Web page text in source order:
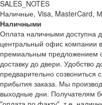
SALES_NOTES
Наличные, Visa, MasterCard,
Наличными
Оплата наличными доступна
центральный офис компании
премиальным предложением
доставку до двери. Удобство
предварительно созвониться
прибытия заказа. Мы
выходные дни. Получателям